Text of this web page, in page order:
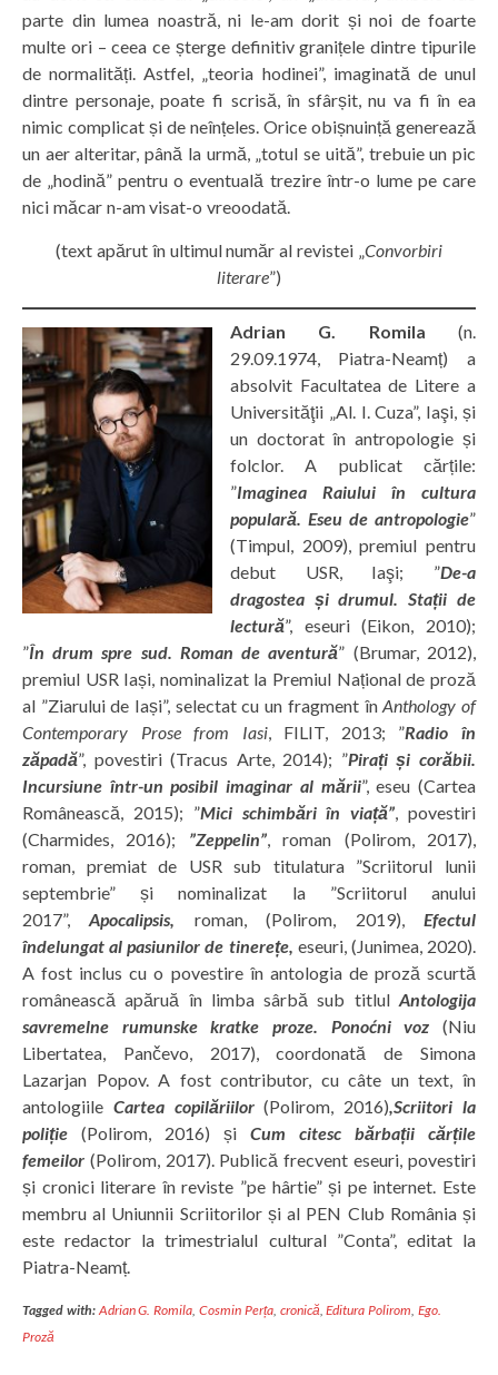
parte din lumea noastră, ni le-am dorit și noi de foarte
multe ori – ceea ce șterge definitiv granițele dintre tipurile
de normalități. Astfel, „teoria hodinei”, imaginată de unul
dintre personaje, poate fi scrisă, în sfârșit, nu va fi în ea
nimic complicat și de neînțeles. Orice obișnuință generează
un aer alteritar, până la urmă, „totul se uită”, trebuie un pic
de „hodină” pentru o eventuală trezire într-o lume pe care
nici măcar n-am visat-o vreoodată.
(text apărut în ultimul număr al revistei „Convorbiri
literare”)
Adrian G. Romila (n.
29.09.1974, Piatra-Neamț) a
absolvit Facultatea de Litere a
Universităţii „Al. I. Cuza”, Iaşi, și
un doctorat în antropologie și
folclor. A publicat cărțile:
”Imaginea Raiului în cultura
populară. Eseu de antropologie”
(Timpul, 2009), premiul pentru
debut USR, Iaşi; ”De-a
dragostea și drumul. Stații de
lectură”, eseuri (Eikon, 2010);
”În drum spre sud. Roman de aventură” (Brumar, 2012),
premiul USR Iași, nominalizat la Premiul Național de proză
al ”Ziarului de Iași”, selectat cu un fragment înAnthology of
Contemporary Prose from Iasi, FILIT, 2013; ”Radio în
zăpadă”, povestiri (Tracus Arte, 2014); ”Pirați și corăbii.
Incursiune într-un posibil imaginar al mării”, eseu (Cartea
Românească, 2015); ”Mici schimbări în viață”, povestiri
(Charmides, 2016); ”Zeppelin”, roman (Polirom, 2017),
roman, premiat de USR sub titulatura ”Scriitorul lunii
septembrie” și nominalizat la ”Scriitorul anului
2017”,Apocalipsis, roman, (Polirom, 2019), Efectul
îndelungat al pasiunilor de tinerețe, eseuri, (Junimea, 2020).
A fost inclus cu o povestire în antologia de proză scurtă
românească apăruă în limba sârbă sub titlul Antologija
savremelne rumunske kratke proze. Ponoćni voz (Niu
Libertatea, Pančevo, 2017), coordonată de Simona
Lazarjan Popov. A fost contributor, cu câte un text, în
antologiile Cartea copilăriilor(Polirom, 2016),Scriitori la
poliție (Polirom, 2016) și Cum citesc bărbații cărțile
femeilor (Polirom, 2017). Publică frecvent eseuri, povestiri
și cronici literare în reviste ”pe hârtie” și pe internet. Este
membru al Uniunnii Scriitorilor și al PEN Club România și
este redactor la trimestrialul cultural ”Conta”, editat la
Piatra-Neamț.
Tagged with:Adrian G. Romila,Cosmin Perța, cronică,Editura Polirom,Ego.
Proză